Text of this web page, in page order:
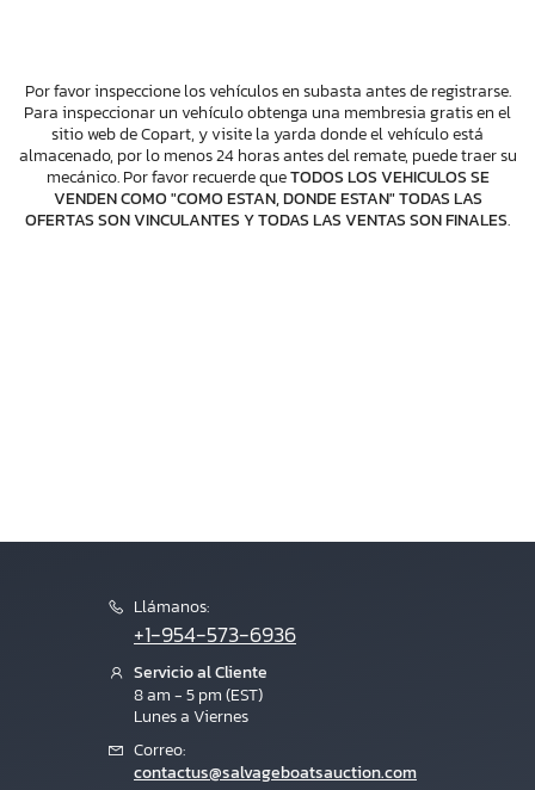
Por favor inspeccione los vehículos en subasta antes de registrarse.
Para inspeccionar un vehículo obtenga una membresia gratis en el
sitio web de Copart, y visite la yarda donde el vehículo está
almacenado, por lo menos 24 horas antes del remate, puede traer su
mecánico. Por favor recuerde queTODOS LOS VEHICULOS SE
VENDEN COMO "COMO ESTAN, DONDE ESTAN" TODAS LAS
OFERTAS SON VINCULANTES Y TODAS LAS VENTAS SON FINALES.
Llámanos:
+1-954-573-6936
Servicio al Cliente
8 am - 5 pm (EST)
Lunes a Viernes
Correo:
contactus@salvageboatsauction.com